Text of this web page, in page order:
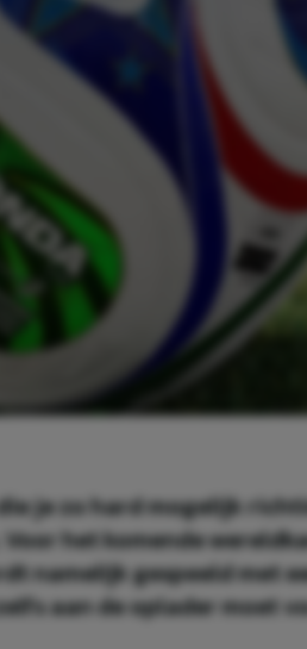
je zo hard mogelijk
het komende
namelijk gespeeld met
aan de oplader moet